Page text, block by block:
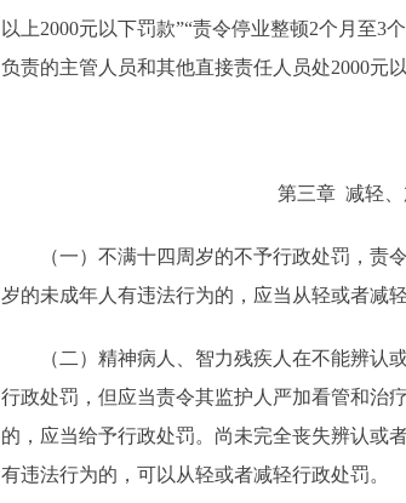
以上2000元以下罚款”“责令停业整顿2个月至3
负责的主管人员和其他直接责任人员处2000元
第三章 减轻、
（一）不满十四周岁的不予行政处罚，责
岁的未成年人有违法行为的，应当从轻或者减轻
（二）精神病人、智力残疾人在不能辨认
行政处罚，但应当责令其监护人严加看管和治
的，应当给予行政处罚。尚未完全丧失辨认或
有违法行为的，可以从轻或者减轻行政处罚。